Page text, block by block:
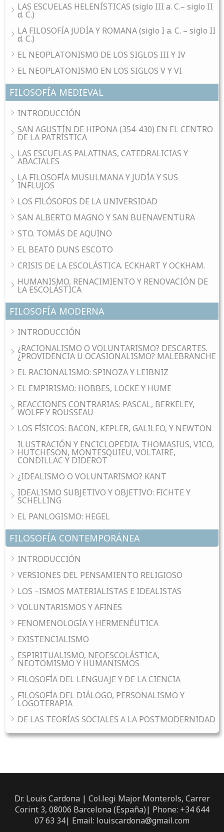
LAS ESCUELAS HELENÍSTICAS (siglo III a. C.– siglo II
d. C.)
LA FILOSOFÍA JUDÍA Y ROMANA (siglo I a. C. – siglo II
d. C.)
EL NEOPLATONISMO DE LOS SIGLOS III Y IV
EL NEOPLATONISMO EN LOS SIGLOS V Y VI
FILOSOFÍA MEDIEVAL
INTRODUCCIÓN
SAN AGUSTÍN DE HIPONA (354-430) EN EL CENTRO
DE LA PATRÍSTICA
LAS ESCUELAS PALATINAS, CATEDRALICIAS Y
ABACIALES
LA FILOSOFÍA MUSULMANA Y JUDÍA Y SUS
INFLUJOS
LOS FILÓSOFOS DE LA UNIVERSIDAD
SAN ALBERTO MAGNO Y SAN BUENAVENTURA
STO. TOMÁS DE AQUINO
EL BEATO DUNS ESCOTO
CRISIS DE LA ESCOLÁSTICA. ECKHART Y OCKHAM.
HUMANISMO, RENACIMIENTO Y RENOVACIÓN DE
LA ESCOLÁSTICA
FILOSOFÍA MODERNA
INTRODUCCIÓN
¿RACIONALISMO O VOLUNTARISMO? DESCARTES.
¿PROVIDENCIA U OCASIONALISMO? MALEBRANCHE
EL RACIONALISMO: SPINOZA Y LEIBNIZ
EL EMPIRISMO: HOBBES, LOCKE Y HUME
REACCIONES CONTRARIAS: PASCAL, BERKELEY,
WOLFF Y ROUSSEAU
LOS FÍSICOS: BACON, KEPLER, GALILEO, Y NEWTON
ILUSTRACIÓN Y ENCICLOPEDIA. THOMASIUS, VICO,
HUTCHESON, MONTESQUIEU, VOLTAIRE,
CONDILLAC Y DIDEROT
¿IDEALISMO O VOLUNTARISMO? KANT
IDEALISMO SUBJETIVO Y OBJETIVO: FICHTE Y
SCHELLING
EL PANLOGISMO: HEGEL
FILOSOFÍA CONTEMPORÁNEA
INTRODUCCIÓN
VERSIONES DEL PENSAMIENTO RELIGIOSO
LOS –ISMOS MATERIALISTAS E IDEALISTAS
VOLUNTARISMOS Y AFINES
FENOMENOLOGÍA Y HERMENÉUTICA
EXISTENCIALISMO
ESPIRITUALISMO, NEOESCOLÁSTICA,
NEOTOMISMO Y HUMANISMOS
FILOSOFÍA DEL LENGUAJE Y DE LA CIENCIA
FILOSOFÍA DEL DIÁLOGO, PERSONALISMO Y
LOGOTERAPIA
DE LAS TEORÍAS SOCIALES A LA POSTMODERNIDAD
Dr. Louis Cardona | Col.legi Major Monterols, Carrer
Corint 3, 08006 Barcelona (España)| Phone: +34 644
07 63 34| Email: louiscardona@gmail.com